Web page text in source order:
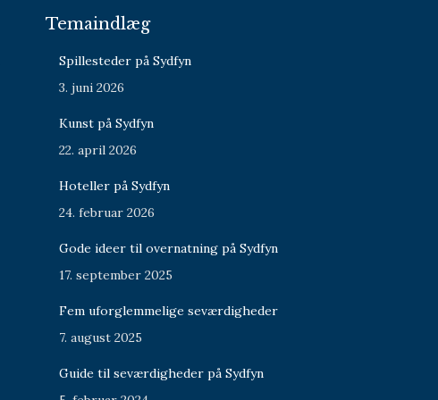
Temaindlæg
Spillesteder på Sydfyn
3. juni 2026
Kunst på Sydfyn
22. april 2026
Hoteller på Sydfyn
24. februar 2026
Gode ideer til overnatning på Sydfyn
17. september 2025
Fem uforglemmelige seværdigheder
7. august 2025
Guide til seværdigheder på Sydfyn